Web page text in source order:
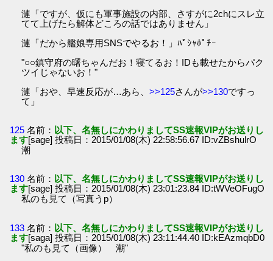
漣「ですが、仮にも軍事施設の内部、さすがに2chにスレ立
てて上げたら解体どころの話ではありません」
漣「だから艦娘専用SNSでやるお！」ﾊﾟｼｬﾎﾟﾁｰ
"○○鎮守府の曙ちゃんだお！寝てるお！IDも載せたからパク
ツイじゃないお！"
漣「おや、早速反応が…あら、>>125さんが>>130ですっ
て」
125 名前： 以下、名無しにかわりましてSS速報VIPがお送りし
ます[sage] 投稿日：2015/01/08(木) 22:58:56.67 ID:vZBshulrO
潮
130 名前： 以下、名無しにかわりましてSS速報VIPがお送りし
ます[sage] 投稿日：2015/01/08(木) 23:01:23.84 ID:tWVeOFugO
私のも見て（写真うp）
133 名前： 以下、名無しにかわりましてSS速報VIPがお送りし
ます[saga] 投稿日：2015/01/08(木) 23:11:44.40 ID:kEAzmqbD0
"私のも見て（画像） 潮"